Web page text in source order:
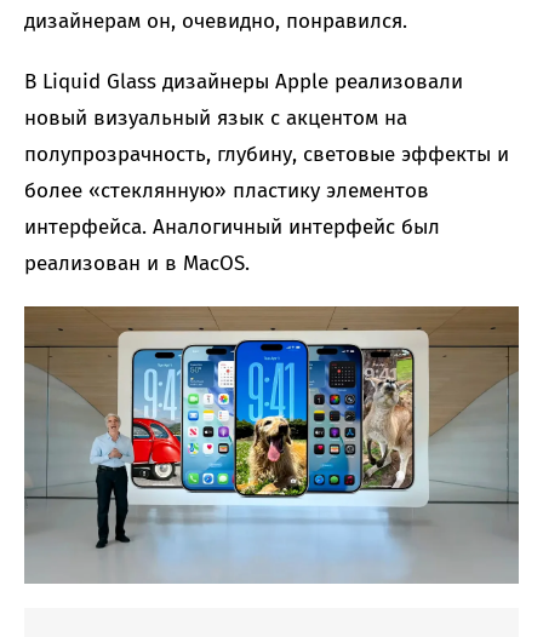
дизайнерам он, очевидно, понравился.
В Liquid Glass дизайнеры Apple реализовали
новый визуальный язык с акцентом на
полупрозрачность, глубину, световые эффекты и
более «стеклянную» пластику элементов
интерфейса. Аналогичный интерфейс был
реализован и в MacOS.